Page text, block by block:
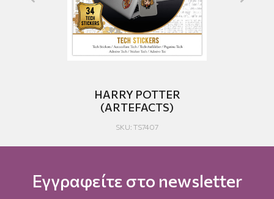
HARRY POTTER
(ARTEFACTS)
SKU: TS7407
Εγγραφείτε στο newsletter